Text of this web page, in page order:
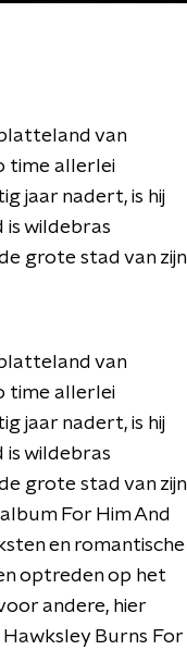
van
time allerlei
jaar nadert, is hij
wildebras
grote stad van zijn
van
time allerlei
jaar nadert, is hij
wildebras
grote stad van zijn
For Him And
en romantische
optreden op het
andere, hier
Burns For